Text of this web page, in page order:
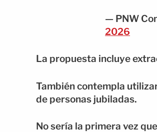
— PNW
2026
La propuesta incluye
También contempla
de personas jubiladas.
No sería la primera vez